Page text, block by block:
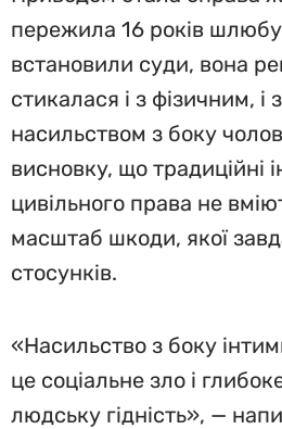
пережила 16 років
встановили суди, вона
стикалася і з фізичним, і
насильством з боку
висновку, що традиційні
цивільного права не
масштаб шкоди, якої
стосунків.
«Насильство з боку
це соціальне зло і
людську гідність», —